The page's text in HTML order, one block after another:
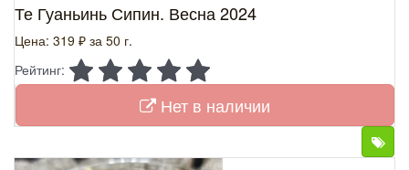
Те Гуаньинь Сипин. Весна 2024
Цена: 319 ₽ за 50 г.
Рейтинг:
Нет в наличии